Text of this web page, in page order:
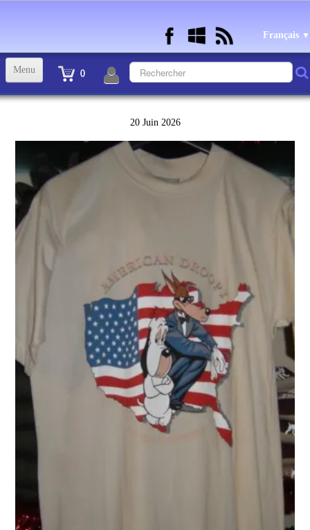
Français ▼
0
Menu
STATUETTES BD RESINE et PLOMB
ANDRE FRANQUIN OBJETS ET VETEMENTS
BECASSINE OU BETTY BOOP OBJETS ET VETEMENTS
TEX AVERY OBJETS ET VETEMENTS▼
WARNER OBJETS ET VETEMENTS▼
PLUS D'OBJETS ET VETEMENTS BD▼
IDEES CADEAUX ET PLUS ▼
BYZANCE
20 Juin 2026